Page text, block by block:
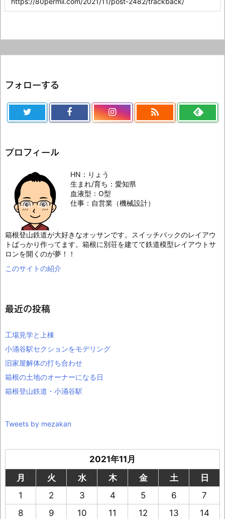
フォローする

プロフィール
HN：りょう
生まれ/育ち：愛知県
血液型：O型
仕事：自営業（機械設計）
箱根登山鉄道が大好きなオッサンです。スイッチバックのレイアウ
トばっかり作ってます。箱根に別荘を建てて鉄道模型レイアウトサ
ロンを開くのが夢！！
このサイトの紹介
最近の投稿
工場見学と上棟
小涌谷駅セクションをモデリング
旧家屋解体の打ち合わせ
箱根の土地のオーナーになる日
箱根登山鉄道・小涌谷駅
Tweets by mezakan
2021年11月
月
火 水 木 金 土
日
1
2 3 4 5 6
7
8
9 10 11 12 13 14